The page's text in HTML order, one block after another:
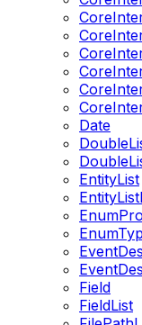
Date
EntityList
Field
FieldList